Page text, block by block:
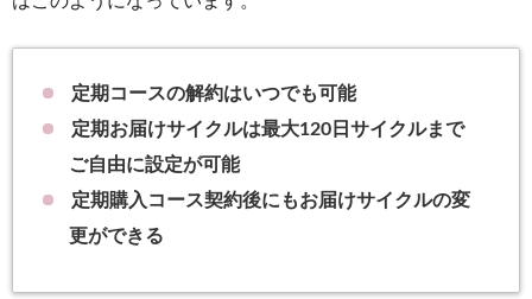
定期コースの解約はいつでも可能
定期お届けサイクルは最大120日サイクルまで
ご自由に設定が可能
定期購入コース契約後にもお届けサイクルの変
更ができる